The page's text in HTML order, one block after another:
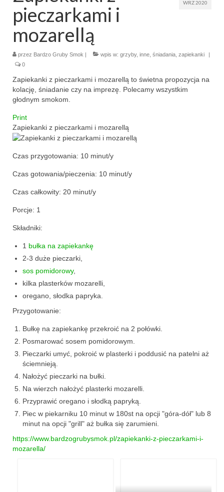
muffinki
bez pieczenia
pizze
śniadania
przekąski
zapiekanki
specjalne okazje
na imprezę
na grilla
karnawał
Wielkanoc
Boże Narodzenie
poza kuchnią
Smoki
WRZ 2020
pieczarkami i
mozarellą
przez Bardzo Gruby Smok | wpis w: grzyby, inne śniadania zapiekanki
|
0
Zapiekanki z pieczarkami i mozarellą to świetna propozycja na
kolację, śniadanie czy na imprezę. Polecamy wszystkim
głodnym smokom.
Print
Zapiekanki z pieczarkami i mozarellą
Czas przygotowania: 10 minut/y
Czas gotowania/pieczenia: 10 minut/y
Czas całkowity: 20 minut/y
Porcje: 1
Składniki:
1 bułka na zapiekankę
2-3 duże pieczarki,
sos pomidorowy,
kilka plasterków mozarelli,
oregano, słodka papryka.
Przygotowanie:
Bułkę na zapiekankę przekroić na 2 połówki.
Posmarować sosem pomidorowym.
Pieczarki umyć, pokroić w plasterki i poddusić na patelni aż
ściemnieją.
Nałożyć pieczarki na bułki.
Na wierzch nałożyć plasterki mozarelli.
Przyprawić oregano i słodką papryką.
Piec w piekarniku 10 minut w 180st na opcji "góra-dół" lub 8
minut na opcji "grill" aż bułka się zarumieni.
https://www.bardzogrubysmok.pl/zapiekanki-z-pieczarkami-i-
mozarella/